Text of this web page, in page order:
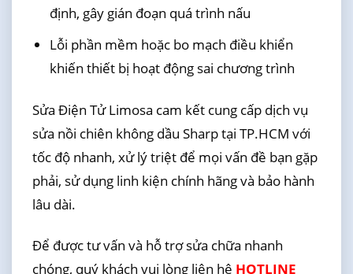
định, gây gián đoạn quá trình nấu
Lỗi phần mềm hoặc bo mạch điều khiển
khiến thiết bị hoạt động sai chương trình
Sửa Điện Tử Limosa cam kết cung cấp dịch vụ
sửa nồi chiên không dầu Sharp tại TP.HCM với
tốc độ nhanh, xử lý triệt để mọi vấn đề bạn gặp
phải, sử dụng linh kiện chính hãng và bảo hành
lâu dài.
Để được tư vấn và hỗ trợ sửa chữa nhanh
chóng, quý khách vui lòng liên hệ HOTLINE